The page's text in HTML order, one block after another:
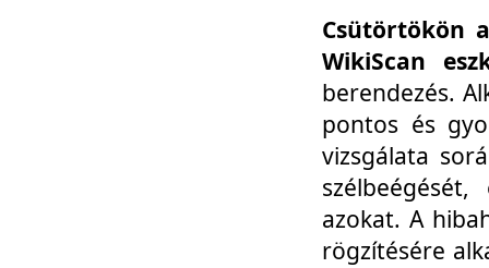
Csütörtökön
WikiScan
berendezés.
pontos és
vizsgálata
azokat. A
rögzítésére